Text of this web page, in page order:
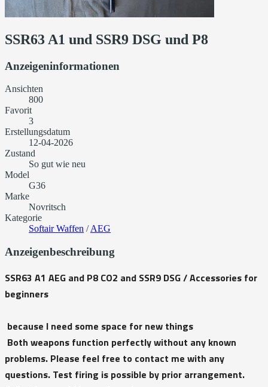
SSR63 A1 und SSR9 DSG und P8
Anzeigeninformationen
Ansichten
800
Favorit
3
Erstellungsdatum
12-04-2026
Zustand
So gut wie neu
Model
G36
Marke
Novritsch
Kategorie
Softair Waffen /AEG
Anzeigenbeschreibung
SSR63 A1 AEG and P8 CO2 and SSR9 DSG / Accessories for
beginners
because I need some space for new things
Both weapons function perfectly without any known
problems. Please feel free to contact me with any
questions. Test firing is possible by prior arrangement.